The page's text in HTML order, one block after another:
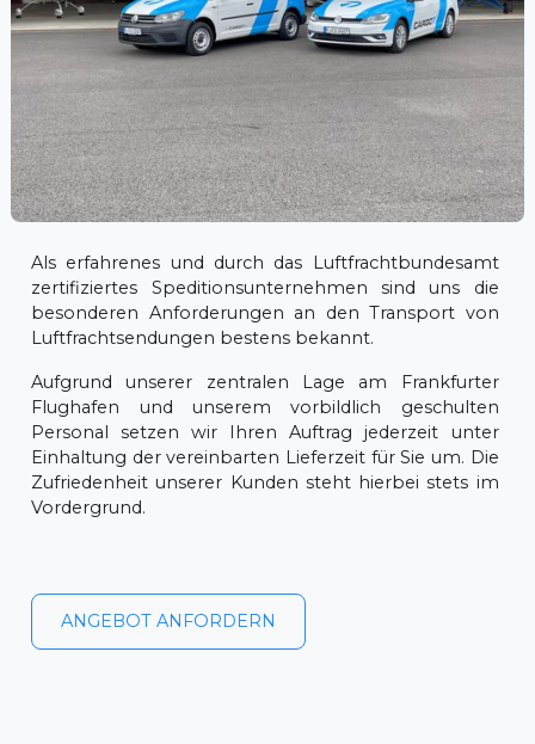
Als erfahrenes und durch das Luftfrachtbundesamt
zertifiziertes Speditionsunternehmen sind uns die
besonderen Anforderungen an den Transport von
Luftfrachtsendungen bestens bekannt.
Aufgrund unserer zentralen Lage am Frankfurter
Flughafen und unserem vorbildlich geschulten
Personal setzen wir Ihren Auftrag jederzeit unter
Einhaltung der vereinbarten Lieferzeit für Sie um. Die
Zufriedenheit unserer Kunden steht hierbei stets im
Vordergrund.
ANGEBOT ANFORDERN